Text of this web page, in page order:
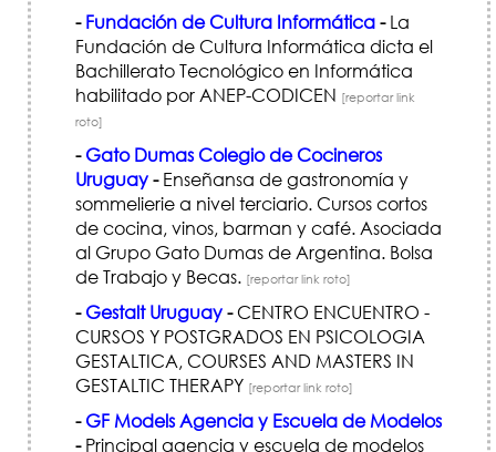
- Fundación de Cultura Informática-La
Fundación de Cultura Informática dicta el
Bachillerato Tecnológico en Informática
habilitado por ANEP-CODICEN [reportar link
roto]
- Gato Dumas Colegio de Cocineros
Uruguay-Enseñansa de gastronomía y
sommelierie a nivel terciario. Cursos cortos
de cocina, vinos, barman y café. Asociada
al Grupo Gato Dumas de Argentina. Bolsa
de Trabajo y Becas. [reportar link roto]
- Gestalt Uruguay-CENTRO ENCUENTRO -
CURSOS Y POSTGRADOS EN PSICOLOGIA
GESTALTICA, COURSES AND MASTERS IN
GESTALTIC THERAPY [reportar link roto]
- GF Models Agencia y Escuela de Modelos
-Principal agencia y escuela de modelos